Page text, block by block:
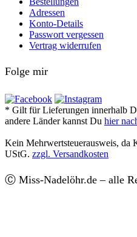
Adressen
Konto-Details
Passwort vergessen
Vertrag widerrufen
Folge mir
* Gilt für Lieferungen innerhalb
andere Länder kannst Du hier
Kein Mehrwertsteuerausweis, da
UStG. zzgl. Versandkosten
Ⓒ Miss-Nadelöhr.de – alle